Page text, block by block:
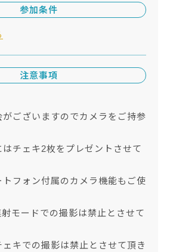
参加条件
注意事項
ございますのでカメラをご持参
チェキ2枚をプレゼントさせて
フォン付属のカメラ機能もご使
モードでの撮影は禁止とさせて
キでの撮影は禁止とさせて頂き